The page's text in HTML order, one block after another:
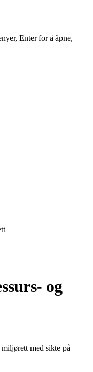
Enter for å åpne,
og
med sikte på